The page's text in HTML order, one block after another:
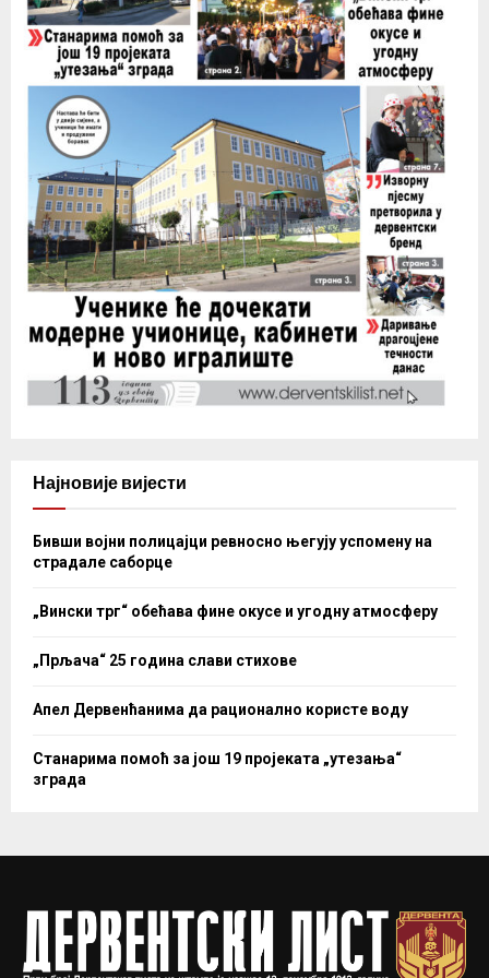
Најновије вијести
Бивши војни полицајци ревносно његују успомену на
страдале саборце
„Вински трг“ обећава фине окусе и угодну атмосферу
„Прљача“ 25 година слави стихове
Апел Дервенћанима да рационално користе воду
Станарима помоћ за још 19 пројеката „утезања“
зграда